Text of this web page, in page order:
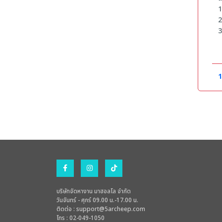
บริษัทจัดหางาน มาฮอลโล จำกัด
วันจันทร์ - ศุกร์ 09.00 น.-17.00 น.
ติดต่อ : support@5archeep.com
โทร : 02-049-1050